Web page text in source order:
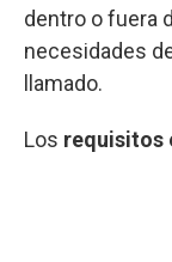
dentro o fuera
necesidades
llamado.
Los requisitos